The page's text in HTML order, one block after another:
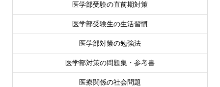
医学部受験の直前期対策
医学部受験生の生活習慣
医学部対策の勉強法
医学部対策の問題集・参考書
医療関係の社会問題